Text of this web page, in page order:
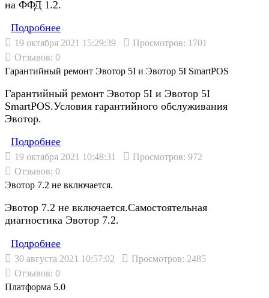
на ФФД 1.2.
Подробнеe
19 октября 2021 15:29:39
Просмотров: 1701
Отзывов: 0
Гарантийный ремонт Эвотор 5I и Эвотор 5I SmartPOS
Гарантийный ремонт Эвотор 5I и Эвотор 5I
SmartPOS.Условия гарантийного обслуживания
Эвотор.
Подробнеe
19 октября 2021 10:48:31
Просмотров: 972
Отзывов: 0
Эвотор 7.2 не включается.
Эвотор 7.2 не включается.Самостоятельная
диагностика Эвотор 7.2.
Подробнеe
30 августа 2021 10:57:02
Просмотров: 2485
Отзывов: 0
Платформа 5.0